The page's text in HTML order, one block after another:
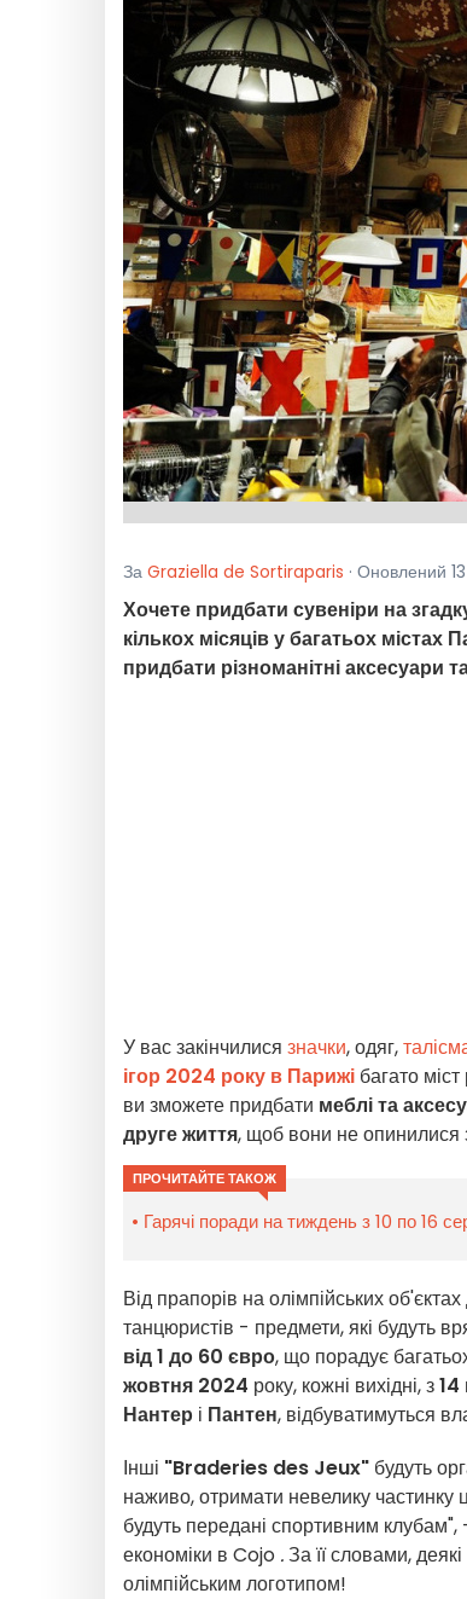
За Graziella de Sortiraparis · Оновлений
Хочете придбати сувеніри на
кількох місяців у багатьох
придбати різноманітні аксесуари
У вас закінчилися значки, одяг,
ігор 2024 року в Парижі багато
ви зможете придбати меблі та
друге життя, щоб вони не опинилися
ПРОЧИТАЙТЕ ТАКОЖ
Гарячі поради на тиждень з 10 по 16
Від прапорів на олімпійських
танцюристів - предмети, які будуть
від 1 до 60 євро, що порадує
жовтня 2024 року, кожні вихідні, з14
Нантер і Пантен, відбуватимуться
Інші "Braderies des Jeux" будуть
наживо, отримати невелику частинку
будуть передані спортивним клубам",
економіки в Cojo .За її словами,
олімпійським логотипом!